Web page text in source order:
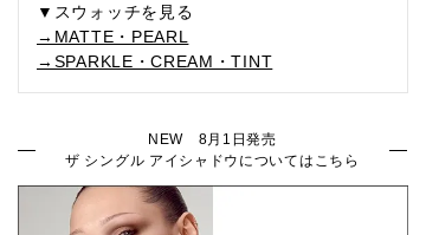
017M 018M 019M 022M 030M
024M 026M
▼スウォッチを見る
→MATTE・PEARL
→SPARKLE・CREAM・TINT
NEW 8月1日発売
ザ シングル アイシャドウについてはこちら